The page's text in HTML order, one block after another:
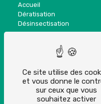
Accueil
Dératisation
Désinsectisation
Nuisibles
Traitement anti
Nid de guêpes
Ce site utilise des
et vous donne le
sur ceux que vous
souhaitez activer